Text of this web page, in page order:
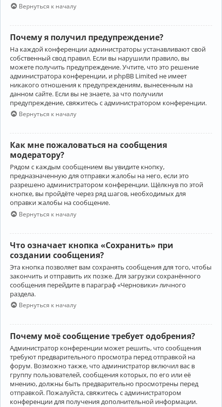
Вернуться к началу
Почему я получил предупреждение?
На каждой конференции администраторы устанавливают свой
собственный свод правил. Если вы нарушили правило, вы
можете получить предупреждение. Учтите, что это решение
администратора конференции, и phpBB Limited не имеет
никакого отношения к предупреждениям, вынесенным на
данном сайте. Если вы не знаете, за что получили
предупреждение, свяжитесь с администратором конференции.
Вернуться к началу
Как мне пожаловаться на сообщения
модератору?
Рядом с каждым сообщением вы увидите кнопку,
предназначенную для отправки жалобы на него, если это
разрешено администратором конференции. Щёлкнув по этой
кнопке, вы пройдёте через ряд шагов, необходимых для
оправки жалобы на сообщение.
Вернуться к началу
Что означает кнопка «Сохранить» при
создании сообщения?
Эта кнопка позволяет вам сохранять сообщения для того, чтобы
закончить и отправить их позже. Для загрузки сохранённого
сообщения перейдите в параграф «Черновики» личного
раздела.
Вернуться к началу
Почему моё сообщение требует одобрения?
Администратор конференции может решить, что сообщения
требуют предварительного просмотра перед отправкой на
форум. Возможно также, что администратор включил вас в
группу пользователей, сообщения которых, по его или её
мнению, должны быть предварительно просмотрены перед
отправкой. Пожалуйста, свяжитесь с администратором
конференции для получения дополнительной информации.